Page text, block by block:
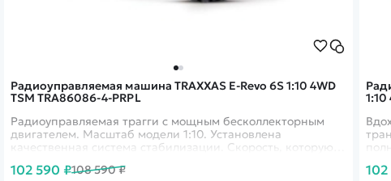
Радиоуправляемая машина TRAXXAS E-Revo 6S 1:10 4WD
TSM TRA86086-4-PRPL
Радиоуправляемая трагги с мощным бесколлекторным
двигателем. Масштаб модели 1:10. Установлена
качественная система стабилизации. Скорость, которую
трансмиссия. Идеально подходит для бездорожья. Цвет -
102 590 ₽108 590 ₽
1:10